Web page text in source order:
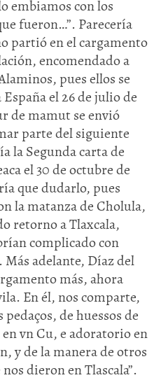
embiamos con los
fueron…”. Parecería
partió en el cargamento
encomendado a
pues ellos se
el 26 de julio de
de mamut se envió
parte del siguiente
la Segunda carta de
el 30 de octubre de
que dudarlo, pues
la matanza de Cholula,
retorno a Tlaxcala,
complicado con
Más adelante, Díaz del
más, ahora
En él, nos comparte,
de huessos de
vn Cu, e adoratorio en
y de la manera de otros
dieron en Tlascala”.